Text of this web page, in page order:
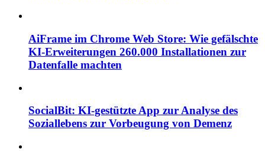
AiFrame im Chrome Web Store: Wie gefälschte
KI-Erweiterungen 260.000 Installationen zur
Datenfalle machten
SocialBit: KI-gestützte App zur Analyse des
Soziallebens zur Vorbeugung von Demenz